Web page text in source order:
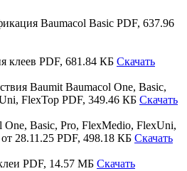
Baumacol Basic PDF, 637.96
клеев PDF, 681.84 КБ Скачать
Baumit Baumacol One, Basic,
FlexTop PDF, 349.46 КБ Скачать
Basic, Pro, FlexMedio, FlexUni,
28.11.25 PDF, 498.18 КБ Скачать
PDF, 14.57 МБ Скачать